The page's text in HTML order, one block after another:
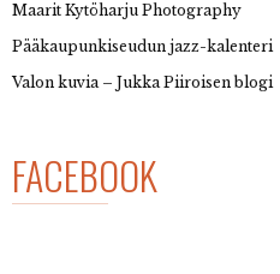
Maarit Kytöharju Photography
Pääkaupunkiseudun jazz-kalenteri
Valon kuvia – Jukka Piiroisen blogi
FACEBOOK